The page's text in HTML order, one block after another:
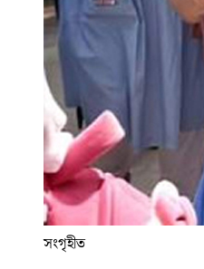
সংগৃহীত